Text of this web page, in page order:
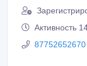
Активность
87752652670